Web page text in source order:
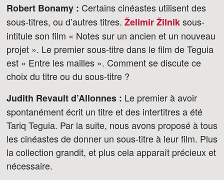
Robert Bonamy : Certains cinéastes utilisent des
sous-titres, ou d’autres titres. Želimir Žilniksous-
intitule son film « Notes sur un ancien et un nouveau
projet ». Le premier sous-titre dans le film de Teguia
est « Entre les mailles ». Comment se discute ce
choix du titre ou du sous-titre ?
Judith Revault d’Allonnes : Le premier à avoir
spontanément écrit un titre et des intertitres a été
Tariq Teguia. Par la suite, nous avons proposé à tous
les cinéastes de donner un sous-titre à leur film. Plus
la collection grandit, et plus cela apparaît précieux et
nécessaire.